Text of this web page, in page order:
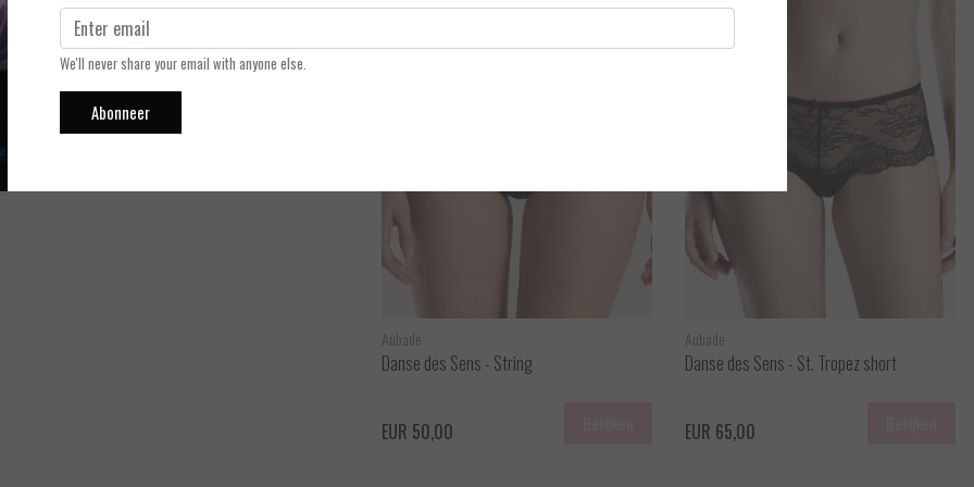
cupmaat. Combineer de BH met de slips van Danse des
als persoonlijke bestelling in andere kleuren verkrijgbaar.
Aubade
Danse des Sens - String
EUR 50,00
Aubade
Danse des Sens - St. Tropez short
EUR 65,00
We'll never share your email with anyone else.
Abonneer